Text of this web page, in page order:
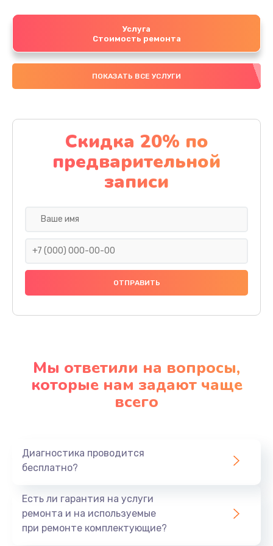
Услуга
Стоимость ремонта
ПОКАЗАТЬ ВСЕ УСЛУГИ
Скидка 20% по
предварительной
записи
Мы ответили на вопросы,
которые нам задают чаще
всего
Диагностика проводится
бесплатно?
Есть ли гарантия на услуги
ремонта и на используемые
при ремонте комплектующие?